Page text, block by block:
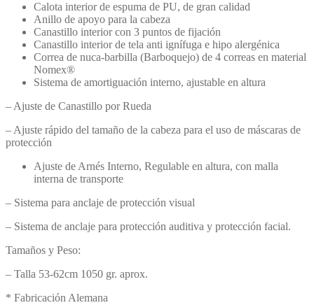
Calota interior de espuma de PU, de gran calidad
Anillo de apoyo para la cabeza
Canastillo interior con 3 puntos de fijación
Canastillo interior de tela anti ignífuga e hipo alergénica
Correa de nuca-barbilla (Barboquejo) de 4 correas en material
Nomex®
Sistema de amortiguación interno, ajustable en altura
– Ajuste de Canastillo por Rueda
– Ajuste rápido del tamaño de la cabeza para el uso de máscaras de
protección
Ajuste de Arnés Interno, Regulable en altura, con malla
interna de transporte
– Sistema para anclaje de protección visual
– Sistema de anclaje para protección auditiva y protección facial.
Tamaños y Peso:
– Talla 53-62cm 1050 gr. aprox.
* Fabricación Alemana